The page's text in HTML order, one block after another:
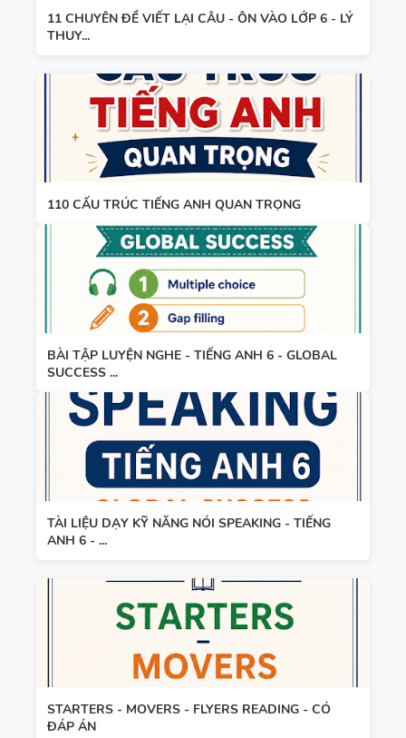
PHÁP -
SUCCESS -
HỌC KỲ 1 -
CÓ ĐÁP ÁN
ĐUÔI _ING
MINDMAP
SPEAKING -
TIẾNG ANH
6 - HỌC KỲ
1 - GLOBAL
SUCCESS
TỔNG HỢP
WORD
FORM
THEO TỪNG
UNIT VÀ
CHUYÊN ĐỀ
NGỮ PHÁP
- TIẾNG
ANH 9 -
GLOBAL
SUCCESS -
BÀI TẬP
SẮP XẾP
TỪ THÀNH
CÂU VÀ
ĐIỀN TỪ
VÀO CHỖ
7 - HỌC KỲ
1 - GLOBAL
SUCCESS -
CÓ ĐÁP ÁN
11 CHUYÊN ĐỀ VIẾT LẠI CÂU - ÔN VÀO LỚP 6 - LÝ
THUY...
110 CẤU TRÚC TIẾNG ANH QUAN TRỌNG
BÀI TẬP LUYỆN NGHE - TIẾNG ANH 6 - GLOBAL
SUCCESS ...
TÀI LIỆU DẠY KỸ NĂNG NÓI SPEAKING - TIẾNG
ANH 6 - ...
STARTERS - MOVERS - FLYERS READING - CÓ
ĐÁP ÁN